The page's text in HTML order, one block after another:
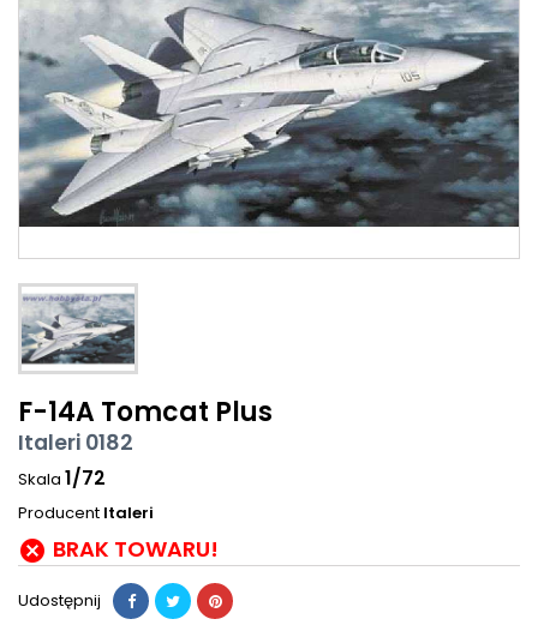
F-14A Tomcat Plus
Italeri 0182
Skala 1/72
Producent Italeri
 BRAK TOWARU!
Udostępnij